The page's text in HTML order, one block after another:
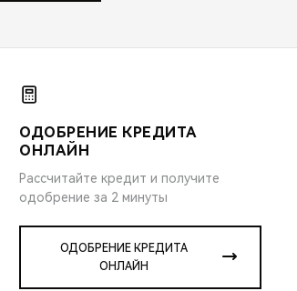
ОДОБРЕНИЕ КРЕДИТА
ОНЛАЙН
Рассчитайте кредит и получите
одобрение за 2 минуты
ОДОБРЕНИЕ КРЕДИТА
ОНЛАЙН